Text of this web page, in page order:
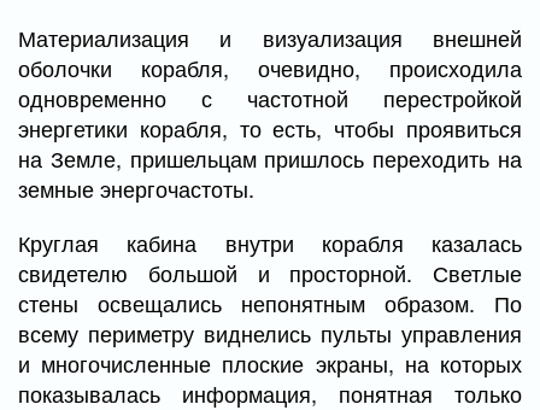
Материализация и визуализация внешней
оболочки корабля, очевидно, происходила
одновременно с частотной перестройкой
энергетики корабля, то есть, чтобы проявиться
на Земле, пришельцам пришлось переходить на
земные энергочастоты.
Круглая кабина внутри корабля казалась
свидетелю большой и просторной. Светлые
стены освещались непонятным образом. По
всему периметру виднелись пульты управления
и многочисленные плоские экраны, на которых
показывалась информация, понятная только